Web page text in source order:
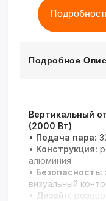
Подробное
Вертикальный
(2000 Вт)
• Подача пара:
• Конструкция:
алюминия
• Безопасность:
визуальный
• Дизайн: